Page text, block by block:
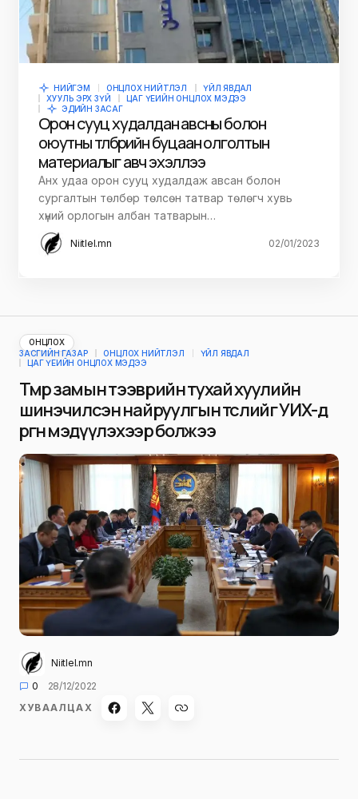
НИЙГЭМ ОНЦЛОХ НИЙТЛЭЛ
ҮЙЛ ЯВДАЛ
ХУУЛЬ ЭРХ ЗҮЙ
ЦАГ ҮЕИЙН ОНЦЛОХ МЭДЭЭ
ЭДИЙН ЗАСАГ
Орон сууц худалдан авсны болон
оюутны төлбөрийн буцаан олголтын
материалыг авч эхэллээ
Анх удаа орон сууц худалдаж авсан болон
сургалтын төлбөр төлсөн татвар төлөгч хувь
хүний орлогын албан татварын…
Niitlel.mn 02/01/2023
ОНЦЛОХ
ЗАСГИЙН ГАЗАР
ОНЦЛОХ НИЙТЛЭЛ
ҮЙЛ ЯВДАЛ
ЦАГ ҮЕИЙН ОНЦЛОХ МЭДЭЭ
Төмөр замын тээврийн тухай хуулийн
шинэчилсэн найруулгын төслийг УИХ-д
өргөн мэдүүлэхээр болжээ
Niitlel.mn
0
28/12/2022
ХУВААЛЦАХ